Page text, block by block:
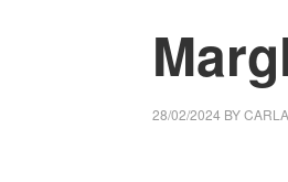
28/02/2024 BY